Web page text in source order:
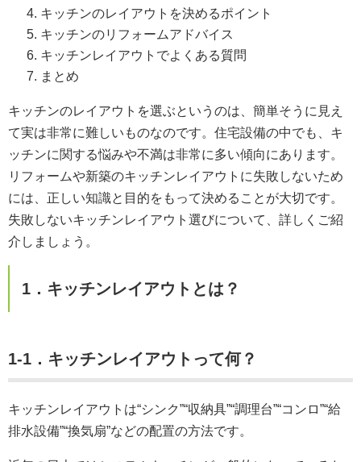
キッチンのレイアウトを決めるポイント
キッチンのリフォームアドバイス
キッチンレイアウトでよくある質問
まとめ
キッチンのレイアウトを選ぶというのは、簡単そうに見え
て実は非常に難しいものなのです。住宅設備の中でも、キ
ッチンに関する悩みや不満は非常に多い傾向にあります。
リフォームや新築のキッチンレイアウトに失敗しないため
には、正しい知識と目的をもって決めることが大切です。
失敗しないキッチンレイアウト選びについて、詳しくご紹
介しましょう。
1．キッチンレイアウトとは？
1-1．キッチンレイアウトって何？
キッチンレイアウトは“シンク”“収納具”“調理台”“コンロ”“給
排水設備”“換気扇”などの配置の方法です。